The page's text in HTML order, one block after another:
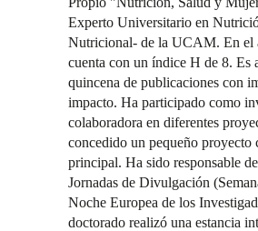
Experto Universitario en
Nutricional- de la UCAM. En el
cuenta con un índice H de 8. Es
quincena de publicaciones con
impacto. Ha participado como
colaboradora en diferentes
concedido un pequeño proyecto
principal. Ha sido responsable
Jornadas de Divulgación
Noche Europea de los
doctorado realizó una estancia